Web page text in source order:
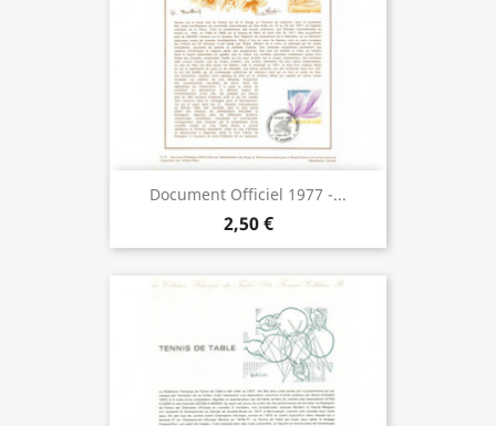
Document Officiel 1977 -...
2,50 €